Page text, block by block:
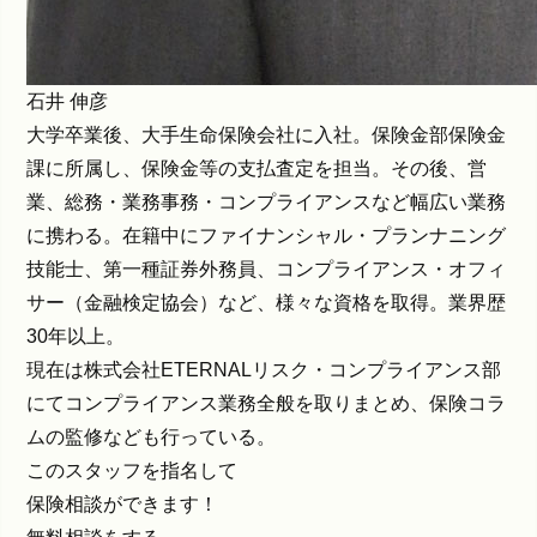
石井 伸彦
大学卒業後、大手生命保険会社に入社。保険金部保険金
課に所属し、保険金等の支払査定を担当。その後、営
業、総務・業務事務・コンプライアンスなど幅広い業務
に携わる。在籍中にファイナンシャル・プランナニング
技能士、第一種証券外務員、コンプライアンス・オフィ
サー（金融検定協会）など、様々な資格を取得。業界歴
30年以上。
現在は株式会社ETERNALリスク・コンプライアンス部
にてコンプライアンス業務全般を取りまとめ、保険コラ
ムの監修なども行っている。
このスタッフを指名して
保険相談ができます！